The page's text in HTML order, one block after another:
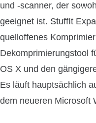
und -scanner, der
geeignet ist. StuffIt
quelloffenes
Dekomprimierungstool
OS X und den
Es läuft hauptsächlich
dem neueren Microsoft